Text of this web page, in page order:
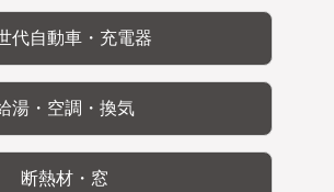
代自動車・充電器
湯・空調・換気
断熱材・窓